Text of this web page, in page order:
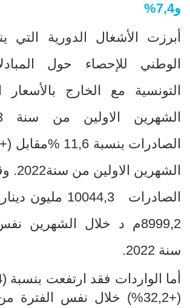
و7,4%
أبرزت الأشغال الدورية التي
الوطني للإحصاء حول
التونسية مع الخارج بالأسعار
الصادرات 10044,3
8999,2م د خلال الشهرين
سنة 2022.
أما الواردات فقد ارتفعت بنسبة (7,4